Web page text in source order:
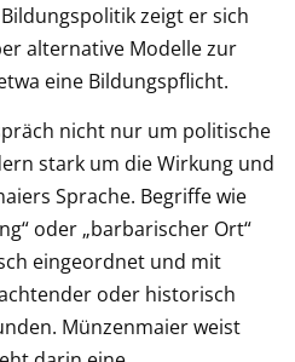
zeigt er sich
alternative Modelle zur
eine Bildungspflicht.
nicht nur um politische
stark um die Wirkung und
Sprache. Begriffe wie
oder „barbarischer Ort“
eingeordnet und mit
oder historisch
Münzenmaier weist